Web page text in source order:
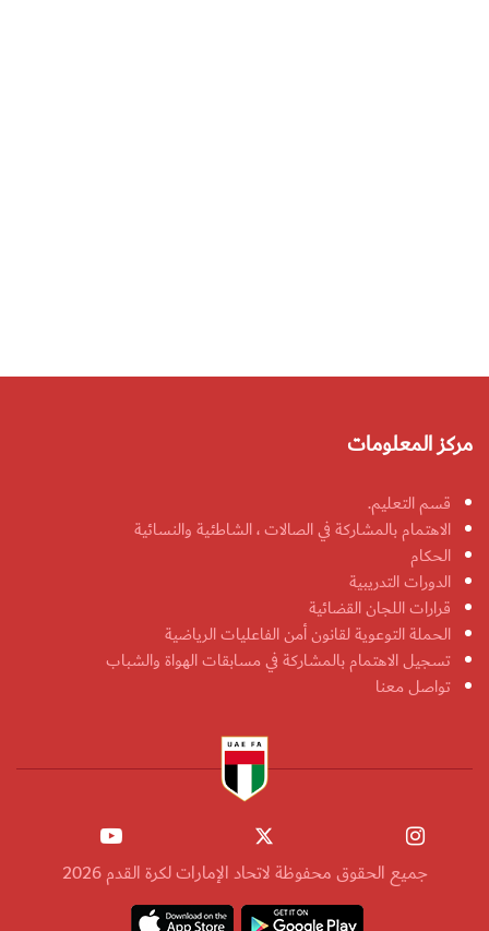
مركز المعلومات
قسم التعليم.
الاهتمام بالمشاركة في الصالات ، الشاطئية والنسائية
الحكام
الدورات التدريبية
قرارات اللجان القضائية
الحملة التوعوية لقانون أمن الفاعليات الرياضية
تسجيل الاهتمام بالمشاركة في مسابقات الهواة والشباب
تواصل معنا
جميع الحقوق محفوظة لاتحاد الإمارات لكرة القدم 2026